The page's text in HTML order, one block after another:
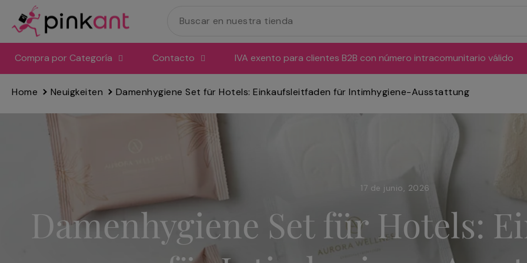
directamente
al
contenido
Compra por Categoría Contacto IVA exento para clientes B2B con número intracomunitario válido
Home Neuigkeiten Damenhygiene Set für Hotels: Einkaufsleitfaden für Intimhygiene-Ausstattung
17 de junio, 2026
Damenhygiene Set für Hotels: